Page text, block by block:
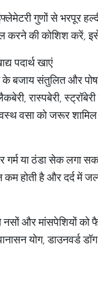
गुणों से भरपूर
की कोशिश करें, इसे
पदार्थ खाएं
संतुलित और
रास्पबेरी,
वसा को जरूर
गर्म या ठंडा सेक
होती है और दर्द में
नसों और मांसपेशियों
योग, डाउनवर्ड